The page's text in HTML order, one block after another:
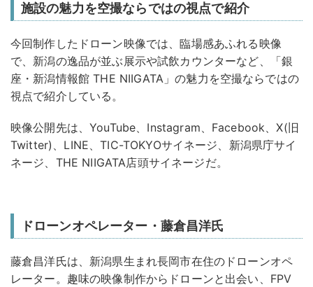
施設の魅力を空撮ならではの視点で紹介
今回制作したドローン映像では、臨場感あふれる映像
で、新潟の逸品が並ぶ展示や試飲カウンターなど、「銀
座・新潟情報館 THE NIIGATA」の魅力を空撮ならではの
視点で紹介している。
映像公開先は、YouTube、Instagram、Facebook、X(旧
Twitter)、LINE、TIC-TOKYOサイネージ、新潟県庁サイ
ネージ、THE NIIGATA店頭サイネージだ。
ドローンオペレーター・藤倉昌洋氏
藤倉昌洋氏は、新潟県生まれ長岡市在住のドローンオペ
レーター。趣味の映像制作からドローンと出会い、FPV